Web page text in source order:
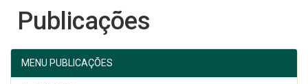
Publicações
MENU PUBLICAÇÕES